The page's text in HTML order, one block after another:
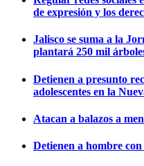
de expresión y los
Jalisco se suma a la
plantará 250 mil
Detienen a presunto
adolescentes en la
Atacan a balazos a
Detienen a hombre